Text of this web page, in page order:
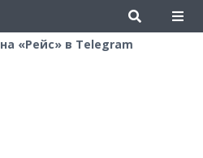
на «Рейс» в Telegram